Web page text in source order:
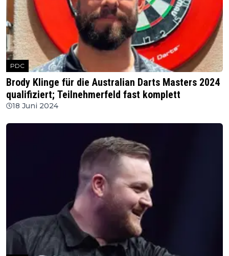
PDC
Brody Klinge für die Australian Darts Masters 2024
qualifiziert; Teilnehmerfeld fast komplett
18 Juni 2024